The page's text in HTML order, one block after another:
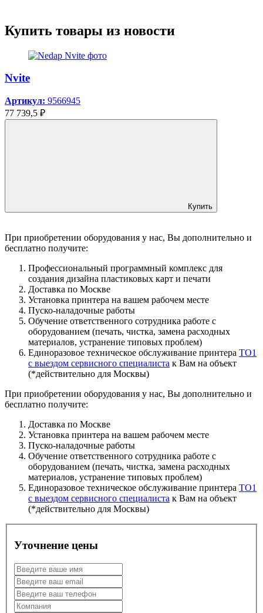
Купить товары из новости
Nvite
Артикул: 9566945
77 739,5 ₽
Купить
При приобретении оборудования у нас, Вы дополнительно и
бесплатно получите:
Профессиональный программный комплекс для
создания дизайна пластиковых карт и печати
Доставка по Москве
Установка принтера на вашем рабочем месте
Пуско-наладочные работы
Обучение ответственного сотрудника работе с
оборудованием (печать, чистка, замена расходных
материалов, устранение типовых проблем)
Единоразовое техническое обслуживание принтера ТО1
с выездом сервисного специалиста к Вам на объект
(*действительно для Москвы)
При приобретении оборудования у нас, Вы дополнительно и
бесплатно получите:
Доставка по Москве
Установка принтера на вашем рабочем месте
Пуско-наладочные работы
Обучение ответственного сотрудника работе с
оборудованием (печать, чистка, замена расходных
материалов, устранение типовых проблем)
Единоразовое техническое обслуживание принтера ТО1
с выездом сервисного специалиста к Вам на объект
(*действительно для Москвы)
Уточнение цены